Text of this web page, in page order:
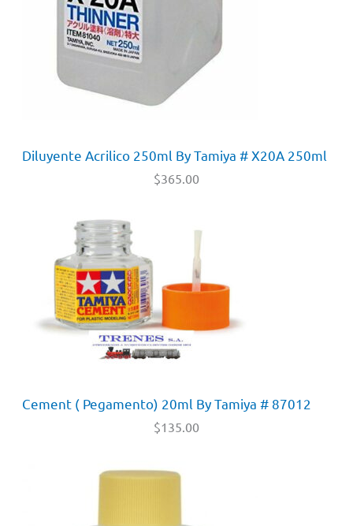
Diluyente Acrilico 250ml By Tamiya # X20A 250ml
$365.00
Cement ( Pegamento) 20ml By Tamiya # 87012
$135.00